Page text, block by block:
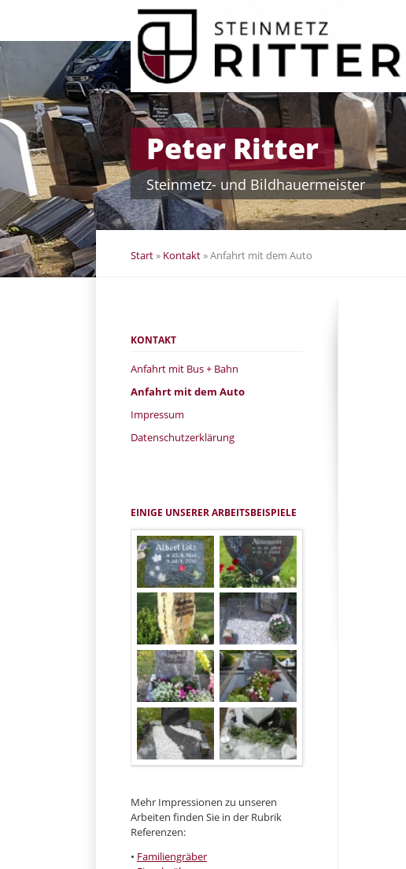
Navigation
überspringen
Peter Ritter
Steinmetz- und Bildhauermeister
Start» Kontakt»Anfahrt mit dem Auto
Navigation
KONTAKT
Anfahrt mit Bus + Bahn
Anfahrt mit dem Auto
Impressum
Datenschutzerklärung
EINIGE UNSERER ARBEITSBEISPIELE
Mehr Impressionen zu unseren
Arbeiten finden Sie in der Rubrik
Referenzen:
• Familiengräber